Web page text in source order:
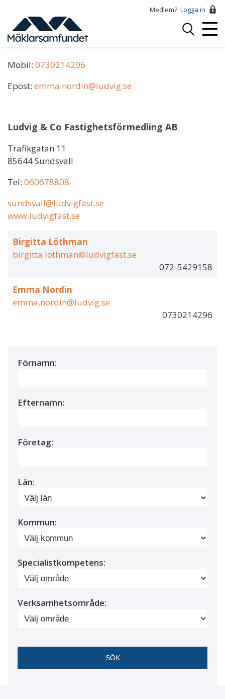
huvudinnehåll
Medlem? Logga in
Logga
Emma Nordin
Mobil: 0730214296
Epost: emma.nordin@ludvig.se
Ludvig & Co Fastighetsförmedling AB
Trafikgatan 11
85644 Sundsvall
Tel: 060678808
sundsvall@ludvigfast.se
www.ludvigfast.se
Birgitta Löthman
birgitta.lothman@ludvigfast.se
072-5429158
Emma Nordin
emma.nordin@ludvig.se
0730214296
Förnamn:
Efternamn:
Företag:
Län:
Kommun:
Specialistkompetens:
Verksamhetsområde: